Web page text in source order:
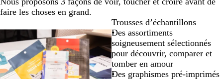
faire les choses en grand.
Trousses d’échantillons
Des assortiments
soigneusement sélectionnés
pour découvrir, comparer et
tomber en amour
Des graphismes pré-imprimés